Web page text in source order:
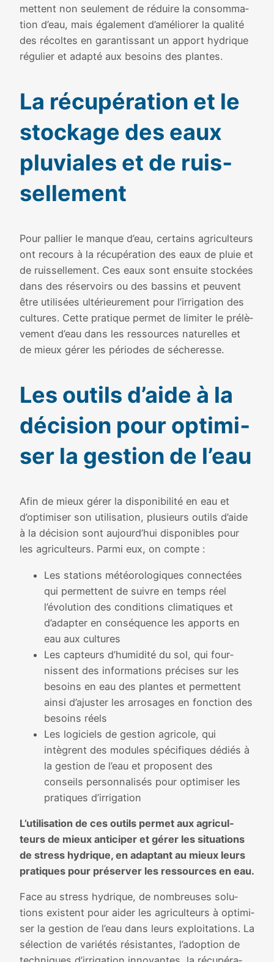
mettent non seule­ment de réduire la consom­ma­
tion d’eau, mais éga­le­ment d’améliorer la qua­li­té
des récoltes en garan­tis­sant un apport hydrique
régu­lier et adap­té aux besoins des plantes.
La récu­pé­ra­tion et le
sto­ckage des eaux
plu­viales et de ruis­
sel­le­ment
Pour pal­lier le manque d’eau, cer­tains agri­cul­teurs
ont recours à la récu­pé­ra­tion des eaux de pluie et
de ruis­sel­le­ment. Ces eaux sont ensuite sto­ckées
dans des réser­voirs ou des bas­sins et peuvent
être uti­li­sées ulté­rieu­re­ment pour l’irrigation des
cultures. Cette pra­tique per­met de limi­ter le pré­lè­
ve­ment d’eau dans les res­sources natu­relles et
de mieux gérer les périodes de séche­resse.
Les outils d’aide à la
déci­sion pour opti­mi­
ser la ges­tion de l’eau
Afin de mieux gérer la dis­po­ni­bi­li­té en eau et
d’optimiser son uti­li­sa­tion, plu­sieurs outils d’aide
à la déci­sion sont aujourd’hui dis­po­nibles pour
les agri­cul­teurs. Parmi eux, on compte :
Les sta­tions météo­ro­lo­giques connec­tées
qui per­mettent de suivre en temps réel
l’évolution des condi­tions cli­ma­tiques et
d’adapter en consé­quence les apports en
eau aux cultures
Les cap­teurs d’humidité du sol, qui four­
nissent des infor­ma­tions pré­cises sur les
besoins en eau des plantes et per­mettent
ain­si d’ajuster les arro­sages en fonc­tion des
besoins réels
Les logi­ciels de ges­tion agri­cole, qui
intègrent des modules spé­ci­fiques dédiés à
la ges­tion de l’eau et pro­posent des
conseils per­son­na­li­sés pour opti­mi­ser les
pra­tiques d’irrigation
L’utilisation de ces outils per­met aux agri­cul­
teurs de mieux anti­ci­per et gérer les situa­tions
de stress hydrique, en adap­tant au mieux leurs
pra­tiques pour pré­ser­ver les res­sources en eau.
Face au stress hydrique, de nom­breuses solu­
tions existent pour aider les agri­cul­teurs à opti­mi­
ser la ges­tion de l’eau dans leurs exploi­ta­tions. La
sélec­tion de varié­tés résis­tantes, l’adoption de